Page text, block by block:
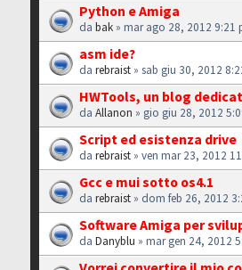
Python e Amiga
dabak » mar ago 28, 2012 9:21
asm ide?
darebraist » sab giu 30, 2012
HWTools, un blog
daAllanon » gio giu 28, 2012
Script ed esistenza drive
darebraist » ven mar 23, 2012
Gcc e mui sotto os4.1
darebraist » dom feb 26, 2012
Software Amiga per
daDanyblu » mar gen 24, 2012